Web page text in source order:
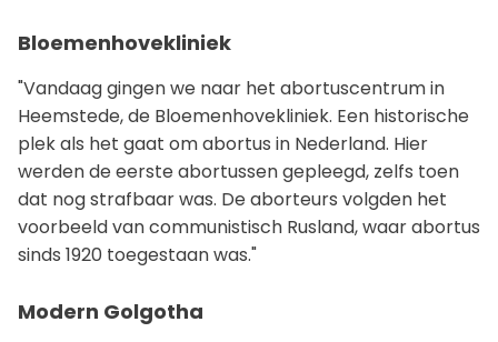
Bloemenhovekliniek
"Vandaag gingen we naar het abortuscentrum in
Heemstede, de Bloemenhovekliniek. Een historische
plek als het gaat om abortus in Nederland. Hier
werden de eerste abortussen gepleegd, zelfs toen
dat nog strafbaar was. De aborteurs volgden het
voorbeeld van communistisch Rusland, waar abortus
sinds 1920 toegestaan was."
Modern Golgotha